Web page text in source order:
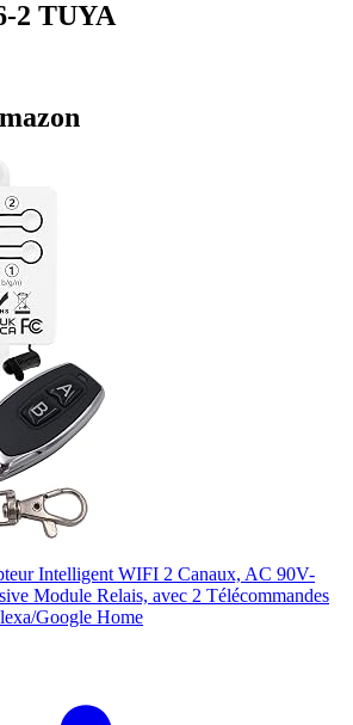
2 TUYA
Intelligent WIFI 2 Canaux, AC 90V-
Module Relais, avec 2 Télécommandes
Google Home